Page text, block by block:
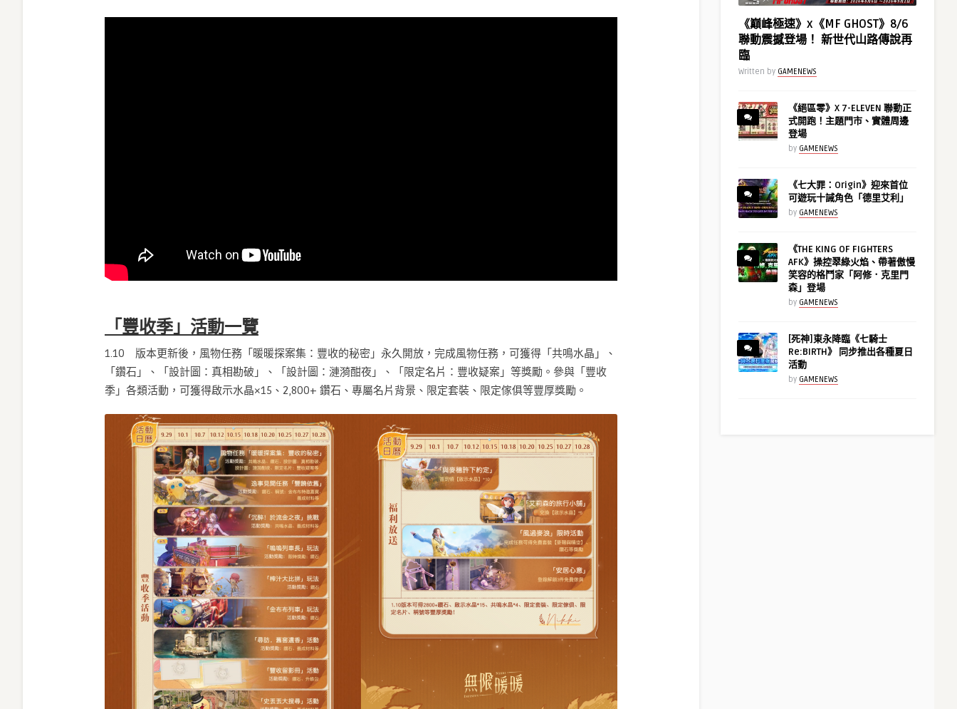
「豐收季」活動一覽
1.10 版本更新後，風物任務「暖暖探案集：豐收的秘密」永久開放，完成風物任務，可獲得「共鳴水晶」、
「鑽石」、「設計圖：真相勘破」、「設計圖：漣漪酣夜」、「限定名片：豐收疑案」等獎勵。參與「豐收
季」各類活動，可獲得啟示水晶×15、2,800+ 鑽石、專屬名片背景、限定套裝、限定傢俱等豐厚獎勵。
《巔峰極速》x《MF GHOST》8/6
聯動震撼登場！ 新世代山路傳說再
臨
Written by GAMENEWS
《絕區零》X 7-ELEVEN 聯動正
式開跑！主題門市、實體周邊
登場
by GAMENEWS
《七大罪：Origin》迎來首位
可遊玩十誡角色「德里艾利」
by GAMENEWS
《THE KING OF FIGHTERS
AFK》操控翠綠火焰、帶著傲慢
笑容的格鬥家「阿修．克里門
森」登場
by GAMENEWS
[死神]東永降臨《七騎士
Re:BIRTH》 同步推出各種夏日
活動
by GAMENEWS